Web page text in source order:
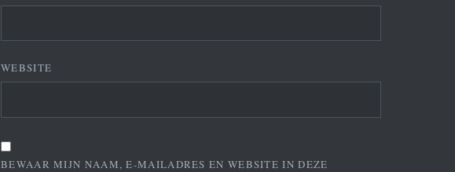
WEBSITE
BEWAAR MIJN NAAM, E-MAILADRES EN WEBSITE IN DEZE